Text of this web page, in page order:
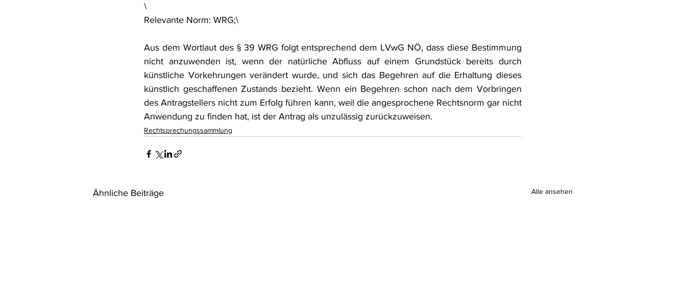
\
Relevante Norm: WRG;\
Aus dem Wortlaut des § 39 WRG folgt entsprechend dem LVwG NÖ, dass diese Bestimmung
nicht anzuwenden ist, wenn der natürliche Abfluss auf einem Grundstück bereits durch
künstliche Vorkehrungen verändert wurde, und sich das Begehren auf die Erhaltung dieses
künstlich geschaffenen Zustands bezieht. Wenn ein Begehren schon nach dem Vorbringen
des Antragstellers nicht zum Erfolg führen kann, weil die angesprochene Rechtsnorm gar nicht
Anwendung zu finden hat, ist der Antrag als unzulässig zurückzuweisen.
Rechtsprechungssammlung
Ähnliche Beiträge Alle ansehen